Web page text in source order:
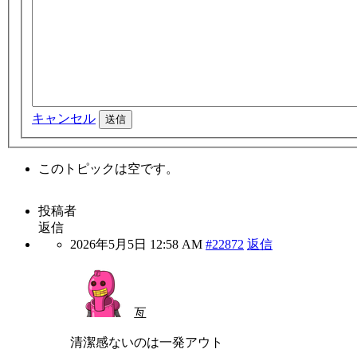
このトピックは空です。
投稿者
返信
2026年5月5日 12:58 AM #22872 返信
亙
清潔感ないのは一発アウト
キャンセル 送信